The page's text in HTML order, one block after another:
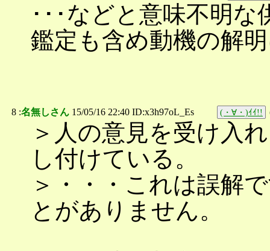
･･･などと意味不明
鑑定も含め動機の解
8 :名無しさん 15/05/16 22:40 ID:x3h97oL_Es (・∀・)ｲｲ!!
＞人の意見を受け入
し付けている。
＞・・・これは誤解
とがありません。